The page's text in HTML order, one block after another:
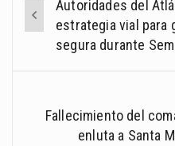
navigation
Autoridades del
estrategia vial para
segura durante
Fallecimiento del
enluta a Santa